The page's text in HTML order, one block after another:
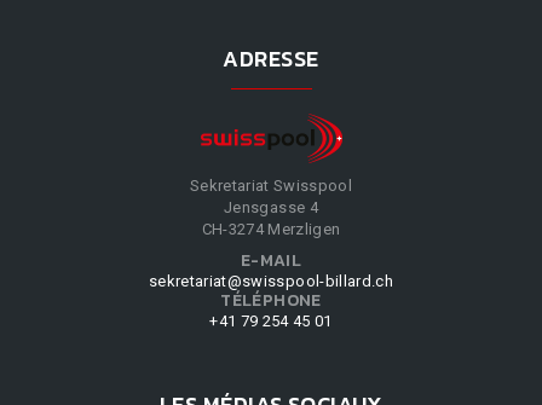
ADRESSE
Sekretariat Swisspool
Jensgasse 4
CH-3274 Merzligen
E-MAIL
sekretariat@swisspool-billard.ch
TÉLÉPHONE
+41 79 254 45 01